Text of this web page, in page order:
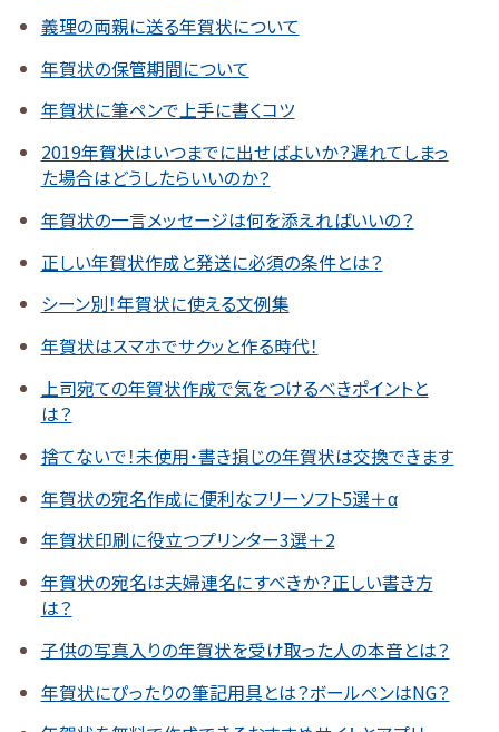
義理の両親に送る年賀状について
年賀状の保管期間について
年賀状に筆ペンで上手に書くコツ
2019年賀状はいつまでに出せばよいか？遅れてしまっ
た場合はどうしたらいいのか？
年賀状の一言メッセージは何を添えればいいの？
正しい年賀状作成と発送に必須の条件とは？
シーン別！年賀状に使える文例集
年賀状はスマホでサクッと作る時代！
上司宛ての年賀状作成で気をつけるべきポイントと
は？
捨てないで！未使用・書き損じの年賀状は交換できます
年賀状の宛名作成に便利なフリーソフト5選＋α
年賀状印刷に役立つプリンター3選＋2
年賀状の宛名は夫婦連名にすべきか？正しい書き方
は？
子供の写真入りの年賀状を受け取った人の本音とは？
年賀状にぴったりの筆記用具とは？ボールペンはNG？